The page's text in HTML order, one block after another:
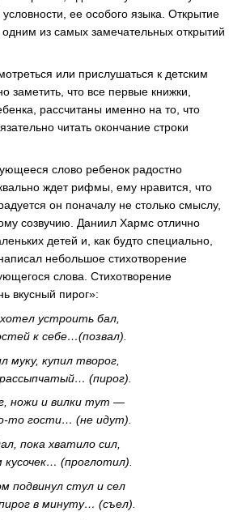
ее особого языка. Открытие
из самых замечательных открытий
или прислушаться к детским
заметить, что все первые книжки,
рассчитаны именно на то, что
читать окончание строки
слово ребенок радостно
ждет рифмы, ему нравится, что
он поначалу не столько смыслу,
созвучию. Даниил Хармс отлично
детей и, как будто специально,
небольшое стихотворение
слова. Стихотворение
вкусный пирог»:
устроить бал,
к себе…(позвал).
муку, купил творог,
(пирог).
ножи и вилки тут —
тогости… (не идут).
пока хватило сил,
(проглотил).
подвинул стул и сел
в минуту… (съел).